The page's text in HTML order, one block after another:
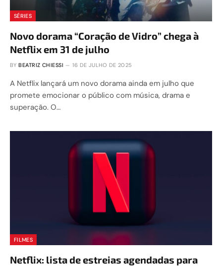
SÉRIES
Novo dorama “Coração de Vidro” chega à
Netflix em 31 de julho
BY BEATRIZ CHIESSI 16 DE JULHO DE 2025
A Netflix lançará um novo dorama ainda em julho que
promete emocionar o público com música, drama e
superação. O…
FILMES
Netflix: lista de estreias agendadas para